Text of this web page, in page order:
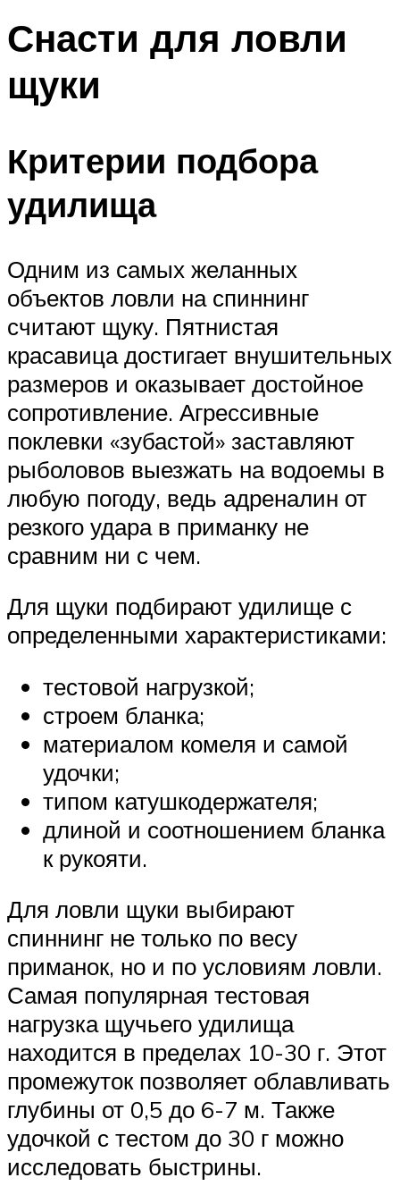
Снасти для ловли
щуки
Критерии подбора
удилища
Одним из самых желанных
объектов ловли на спиннинг
считают щуку. Пятнистая
красавица достигает внушительных
размеров и оказывает достойное
сопротивление. Агрессивные
поклевки «зубастой» заставляют
рыболовов выезжать на водоемы в
любую погоду, ведь адреналин от
резкого удара в приманку не
сравним ни с чем.
Для щуки подбирают удилище с
определенными характеристиками:
тестовой нагрузкой;
строем бланка;
материалом комеля и самой
удочки;
типом катушкодержателя;
длиной и соотношением бланка
к рукояти.
Для ловли щуки выбирают
спиннинг не только по весу
приманок, но и по условиям ловли.
Самая популярная тестовая
нагрузка щучьего удилища
находится в пределах 10-30 г. Этот
промежуток позволяет облавливать
глубины от 0,5 до 6-7 м. Также
удочкой с тестом до 30 г можно
исследовать быстрины.